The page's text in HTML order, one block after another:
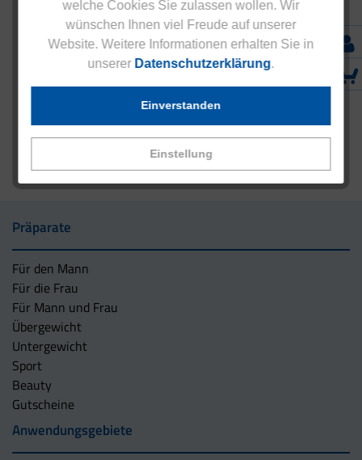
welche Cookies Sie zulassen wollen. Wir
wünschen Ihnen viel Freude auf unserer
Website. Weitere Informationen erhalten Sie in
unserer Datenschutzerklärung.
Einstellung
Einverstanden
Präparate
Für den Mann
Für die Frau
Für Mann und Frau
Übergewicht
Untergewicht
Sport
Beauty
Gutscheine
Anwendungsgebiete